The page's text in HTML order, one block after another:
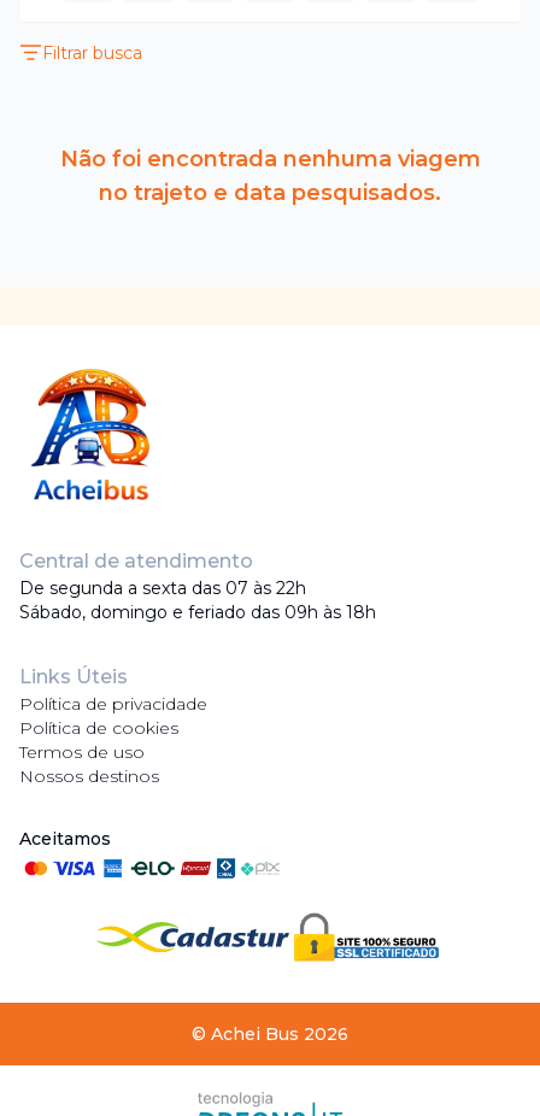
Filtrar busca
Não foi encontrada nenhuma viagem
no trajeto e data pesquisados.
Central de atendimento
De segunda a sexta das 07 às 22h
Sábado, domingo e feriado das 09h às 18h
Links Úteis
Política de privacidade
Política de cookies
Termos de uso
Nossos destinos
Aceitamos
© Achei Bus 2026